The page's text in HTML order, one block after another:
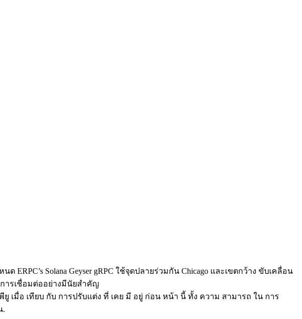
ERPC’s Solana Geyser gRPC ใช้จุดปลายร่วมกัน Chicago และเขตกว้าง ขับเคลื่อน
ารเชื่อมต่ออย่างมีนัยสําคัญ
มื่อ เทียบ กับ การปรับแต่ง ที่ เคย มี อยู่ ก่อน หน้า นี้ ทั้ง ความ สามารถ ใน การ
.